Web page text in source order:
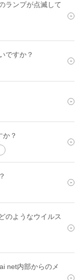
ランプが点滅して
ですか？
か？
のようなウイルス
net内部からのメ